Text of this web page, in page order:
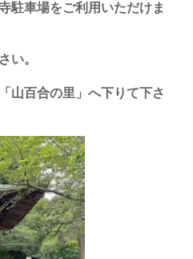
駐車場をご利用いただけま
い。
山百合の里」へ下りて下さ